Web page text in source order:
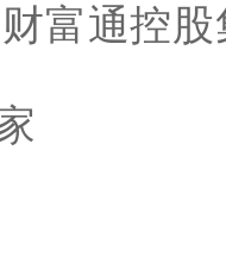
富通控股